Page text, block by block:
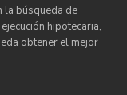
la búsqueda de
hipotecaria,
obtener el mejor